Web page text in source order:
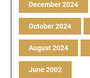
December 2024
October 2024
August 2024
June 2002